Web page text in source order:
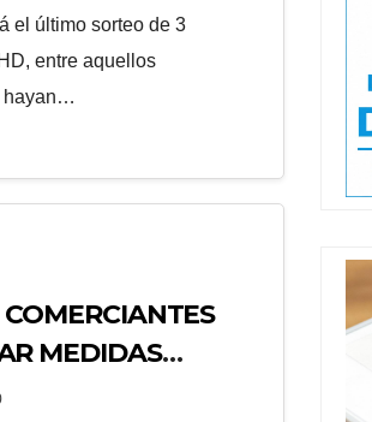
el último sorteo de 3
entre aquellos
hayan…
MEDIDAS
COVID-19